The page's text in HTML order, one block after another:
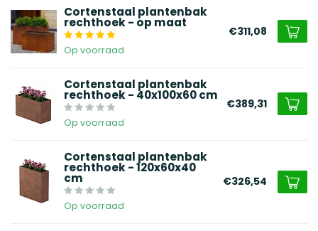
Cortenstaal plantenbak
rechthoek - op maat
Op voorraad
€311,08
Cortenstaal plantenbak
rechthoek - 40x100x60 cm
Op voorraad
€389,31
Cortenstaal plantenbak
rechthoek - 120x60x40
cm
Op voorraad
€326,54